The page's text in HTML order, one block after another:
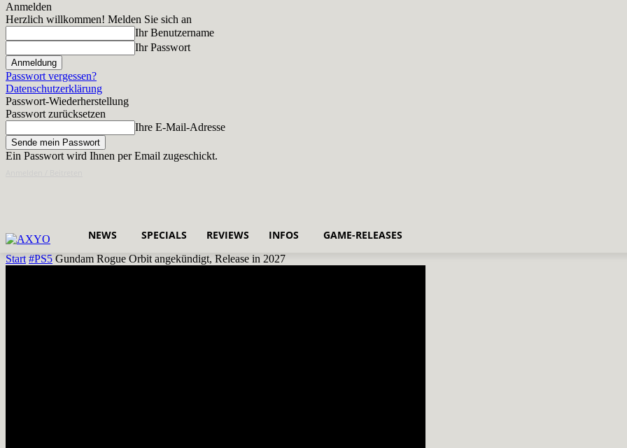
Anmelden
Herzlich willkommen! Melden Sie sich an
Ihr Benutzername
Ihr Passwort
Passwort vergessen?
Datenschutzerklärung
Passwort-Wiederherstellung
Passwort zurücksetzen
Ihre E-Mail-Adresse
Ein Passwort wird Ihnen per Email zugeschickt.
NEWS SPECIALS REVIEWS INFOS GAME-RELEASES
Start #PS5 Gundam Rogue Orbit angekündigt, Release in 2027